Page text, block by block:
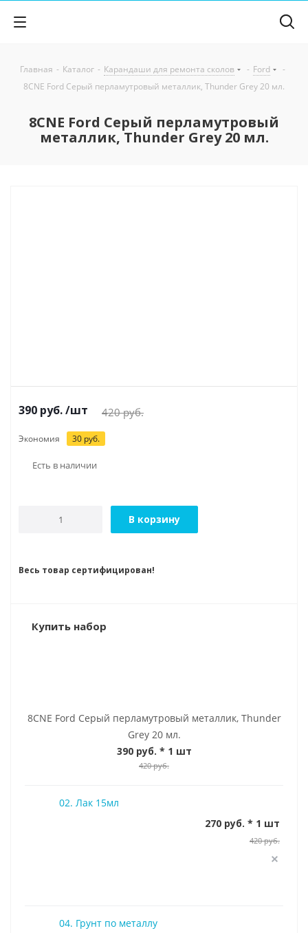
Главная - Каталог - Карандаши для ремонта сколов - Ford
-
8CNE Ford Серый перламутровый металлик, Thunder Grey 20 мл.
8CNE Ford Серый перламутровый
металлик, Thunder Grey 20 мл.
390 руб./шт 420руб.
Экономия 30 руб.
Есть в наличии
В корзину
Весь товар сертифицирован!
Купить набор
8CNE Ford Серый перламутровый металлик, Thunder
Grey 20 мл.
390 руб. * 1 шт
420 руб.
02. Лак 15мл
270 руб. * 1 шт
420 руб.
04. Грунт по металлу